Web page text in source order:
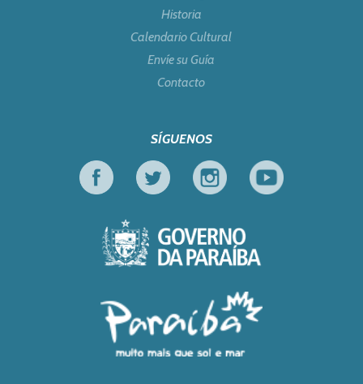
Historia
Calendario Cultural
Envíe su Guía
Contacto
SÍGUENOS
Facebook
Twitter Instagram